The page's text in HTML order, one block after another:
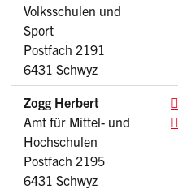
Volksschulen und
Sport
Postfach 2191
6431 Schwyz
Zogg Herbert
Amt für Mittel- und
Hochschulen
Postfach 2195
6431 Schwyz